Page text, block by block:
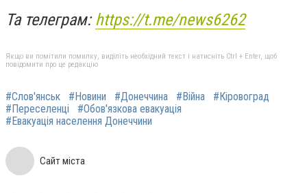
Та телеграм:https://t.me/news6262
Якщо ви помітили помилку, виділіть необхідний текст і натисніть Ctrl + Enter, щоб
повідомити про це редакцію
#Слов'янськ #Новини #Донеччина #Війна
#Кіровоград
#Переселенці
#Обов'язкова евакуація
#Евакуація населення Донеччини
Сайт міста